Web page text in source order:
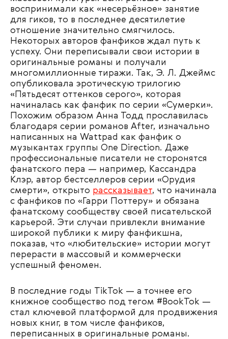
воспринимали как «несерьёзное» занятие
для гиков, то в последнее десятилетие
отношение значительно смягчилось.
Некоторых авторов фанфиков ждал путь к
успеху. Они переписывали свои истории в
оригинальные романы и получали
многомиллионные тиражи. Так, Э. Л. Джеймс
опубликовала эротическую трилогию
«Пятьдесят оттенков серого», которая
начиналась как фанфик по серии «Сумерки».
Похожим образом Анна Тодд прославилась
благодаря серии романов After, изначально
написанных на Wattpad как фанфик о
музыкантах группы One Direction. Даже
профессиональные писатели не сторонятся
фанатского пера — например, Кассандра
Клэр, автор бестселлеров серии «Орудия
смерти», открыто рассказывает, что начинала
с фанфиков по «Гарри Поттеру» и обязана
фанатскому сообществу своей писательской
карьерой. Эти случаи привлекли внимание
широкой публики к миру фанфикшна,
показав, что «любительские» истории могут
перерасти в массовый и коммерчески
успешный феномен.
В последние годы TikTok — а точнее его
книжное сообщество под тегом #BookTok —
стал ключевой платформой для продвижения
новых книг, в том числе фанфиков,
переписанных в оригинальные романы.